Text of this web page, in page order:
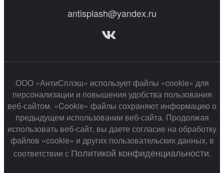
antisplash@yandex.ru
ООО «АнтиСплэш» использует файлы «cookie» для
персонализации и повышения удобства пользования
веб-сайтом. «Cookie» файлы сохраняют информацию о
предыдущем использовании веб-сайта. Продолжая
использовать веб-сайт, вы даете согласие на обработку
файлов «cookie» и других пользовательских данных, в
соответствии с Политикой конфиденциальности.